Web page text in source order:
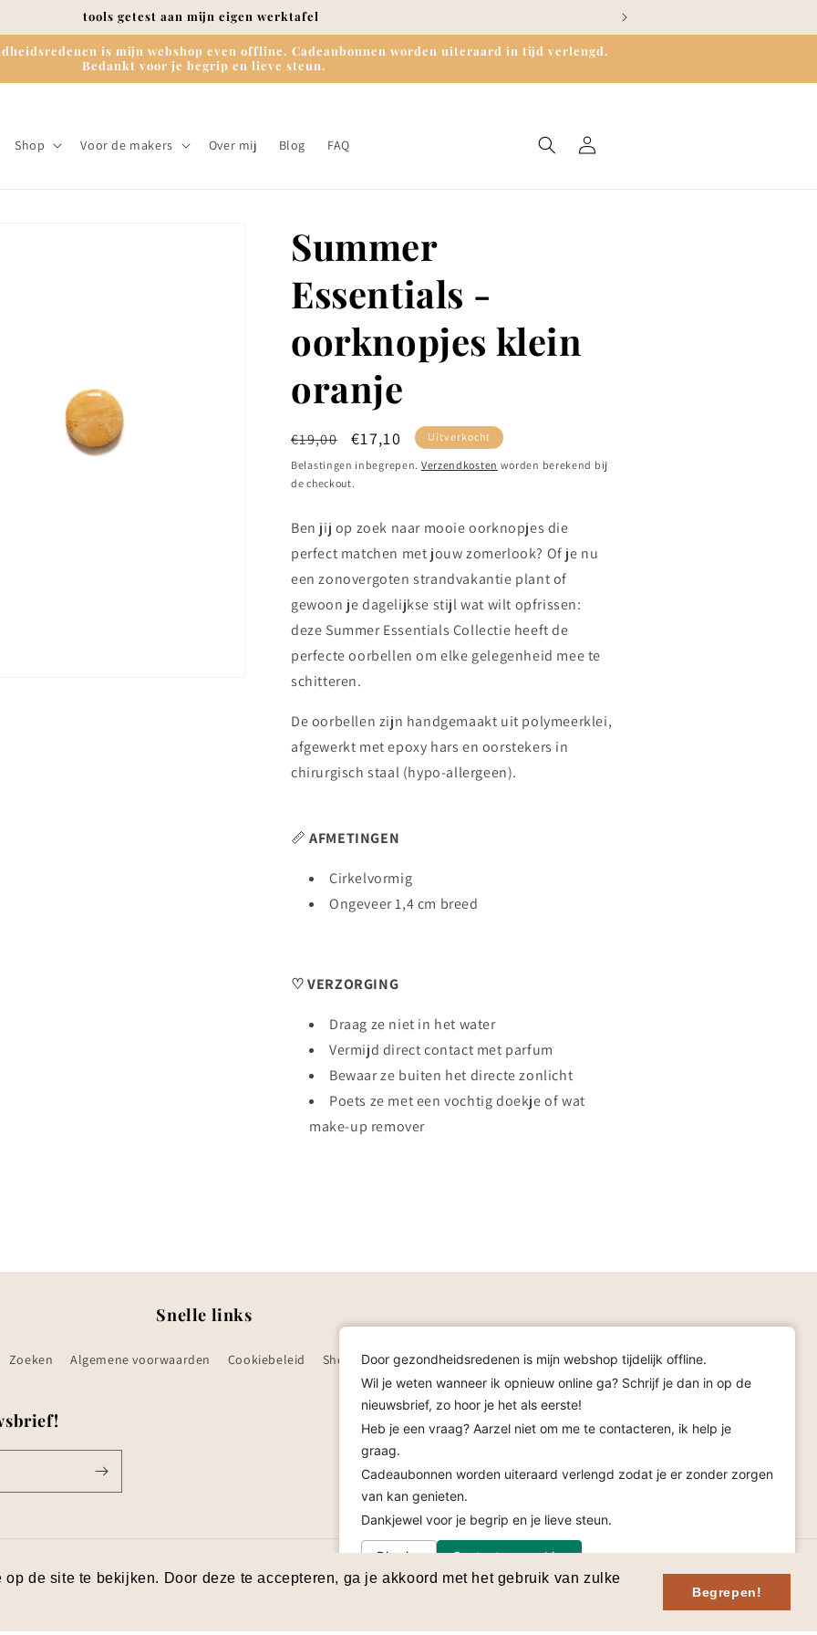
de site te bekijken. Door deze te accepteren, ga je akkoord met het gebruik van zulke
Begrepen!
tools getest aan mijn eigen werktafel
is mijn webshop even offline. Cadeaubonnen worden uiteraard in tijd verlengd.
Bedankt voor je begrip en lieve steun.
Shop Voor de makers Over mij Blog FAQ Inloggen
Summer
Essentials -
oorknopjes klein
oranje
Normale
prijs
€19,00 Aanbiedingsprijs
€17,10 Uitverkocht
Belastingen inbegrepen. Verzendkosten worden berekend bij
de checkout.
Ben jij op zoek naar mooie oorknopjes die
perfect matchen met jouw zomerlook? Of je nu
een zonovergoten strandvakantie plant of
gewoon je dagelijkse stijl wat wilt opfrissen:
deze Summer Essentials Collectie heeft de
perfecte oorbellen om elke gelegenheid mee te
schitteren.
De oorbellen zijn handgemaakt uit polymeerklei,
afgewerkt met epoxy hars en oorstekers in
chirurgisch staal (hypo-allergeen).
📏 AFMETINGEN
Cirkelvormig
Ongeveer 1,4 cm breed
♡ VERZORGING
Draag ze niet in het water
Vermijd direct contact met parfum
Bewaar ze buiten het directe zonlicht
Poets ze met een vochtig doekje of wat
make-up remover
Snelle links
Zoeken Algemene voorwaarden Cookiebeleid Shop alle Cadeaubon
FacebookInstagramTikTokPinterest
3040 Huldenberg | BTW BE0848.221.943 Terugbetalingsbeleid Privacybeleid Algemene voorwaarden
Door gezondheidsredenen is mijn webshop tijdelijk offline.
Wil je weten wanneer ik opnieuw online ga? Schrijf je dan in op de
nieuwsbrief, zo hoor je het als eerste!
Heb je een vraag? Aarzel niet om me te contacteren, ik help je
graag.
Cadeaubonnen worden uiteraard verlengd zodat je er zonder zorgen
van kan genieten.
Dankjewel voor je begrip en je lieve steun.
Dismiss Contacteer me hier